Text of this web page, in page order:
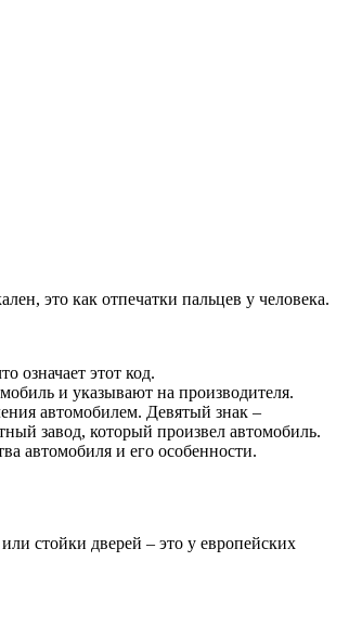
это как отпечатки пальцев у человека.
означает этот код.
и указывают на производителя.
автомобилем. Девятый знак –
завод, который произвел автомобиль.
автомобиля и его особенности.
стойки дверей – это у европейских